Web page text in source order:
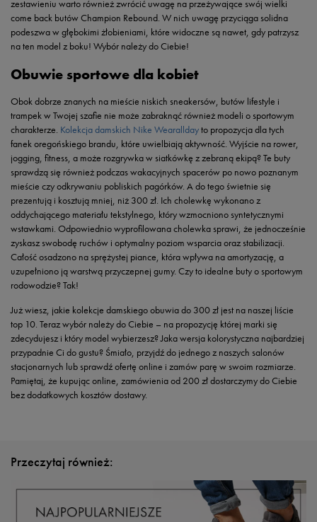
zestawieniu warto również zwrócić uwagę na przeżywające swój wielki
come back butów Champion Rebound. W nich uwagę przyciąga solidna
podeszwa w głębokimi żłobieniami, które widoczne są nawet, gdy patrzysz
na ten model z boku! Wybór należy do Ciebie!
Obuwie sportowe dla kobiet
Obok dobrze znanych na mieście niskich sneakersów, butów lifestyle i
trampek w Twojej szafie nie może zabraknąć również modeli o sportowym
charakterze. Kolekcja damskich Nike Wearalldayto propozycja dla tych
fanek oregońskiego brandu, które uwielbiają aktywność. Wyjście na rower,
jogging, fitness, a może rozgrywka w siatkówkę z zebraną ekipą? Te buty
sprawdzą się również podczas wakacyjnych spacerów po nowo poznanym
mieście czy odkrywaniu pobliskich pagórków. A do tego świetnie się
prezentują i kosztują mniej, niż 300 zł. Ich cholewkę wykonano z
oddychającego materiału tekstylnego, który wzmocniono syntetycznymi
wstawkami. Odpowiednio wyprofilowana cholewka sprawi, że jednocześnie
zyskasz swobodę ruchów i optymalny poziom wsparcia oraz stabilizacji.
Całość osadzono na sprężystej piance, która wpływa na amortyzację, a
uzupełniono ją warstwą przyczepnej gumy. Czy to idealne buty o sportowym
rodowodzie? Tak!
Już wiesz, jakie kolekcje damskiego obuwia do 300 zł jest na naszej liście
top 10. Teraz wybór należy do Ciebie – na propozycję której marki się
zdecydujesz i który model wybierzesz? Jaka wersja kolorystyczna najbardziej
przypadnie Ci do gustu? Śmiało, przyjdź do jednego z naszych salonów
stacjonarnych lub sprawdź ofertę online i zamów parę w swoim rozmiarze.
Pamiętaj, że kupując online, zamówienia od 200 zł dostarczymy do Ciebie
bez dodatkowych kosztów dostawy.
Przeczytaj również: